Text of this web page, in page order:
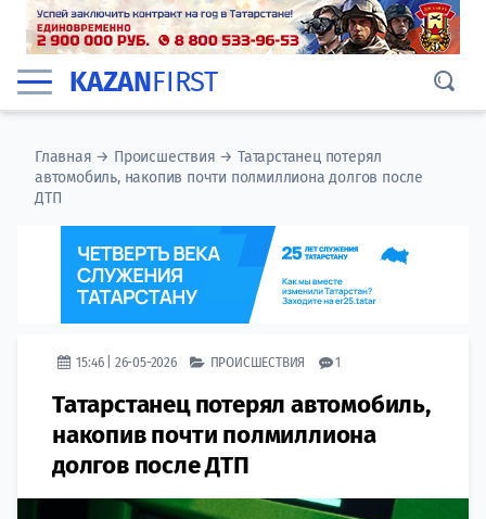
KAZANFIRST
Главная → Происшествия →Татарстанец потерял
автомобиль, накопив почти полмиллиона долгов после
ДТП
15:46 | 26-05-2026 ПРОИСШЕСТВИЯ 1
Татарстанец потерял автомобиль,
накопив почти полмиллиона
долгов после ДТП